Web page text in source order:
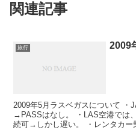
関連記事
旅行 2009
2009年5月ラスベガスについて ・
→PASSはなし。 ・LAS空港では
続可→しかし遅い。 ・レンタカー